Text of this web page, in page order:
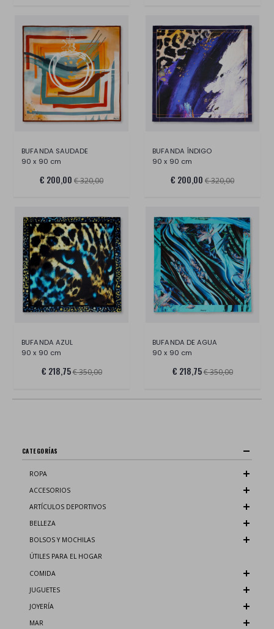
BUFANDA SAUDADE
90 x 90 cm
€ 200,00 € 320,00
BUFANDA ÍNDIGO
90 x 90 cm
€ 200,00 € 320,00
BUFANDA AZUL
90 x 90 cm
€ 218,75€ 350,00
BUFANDA DE AGUA
90 x 90 cm
€ 218,75€ 350,00
CATEGORÍAS
ROPA
ACCESORIOS
ARTÍCULOS DEPORTIVOS
BELLEZA
BOLSOS Y MOCHILAS
ÚTILES PARA EL HOGAR
COMIDA
JUGUETES
JOYERÍA
MAR